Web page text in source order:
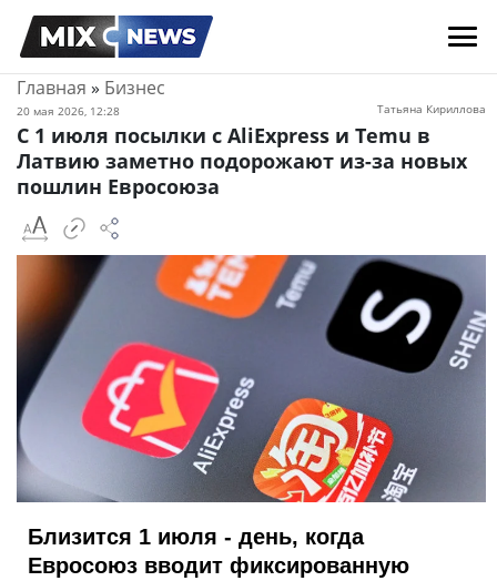
Главная » Бизнес
20 мая 2026, 12:28 Татьяна Кириллова
С 1 июля посылки с AliExpress и Temu в
Латвию заметно подорожают из-за новых
пошлин Евросоюза
Близится 1 июля - день, когда
Евросоюз вводит фиксированную